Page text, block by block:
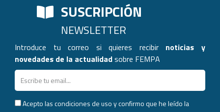
SUSCRIPCIÓN
NEWSLETTER
Introduce tu correo si quieres recibir noticias y
novedades de la actualidadsobre FEMPA
Acepto las condiciones de uso y confirmo que he leído la